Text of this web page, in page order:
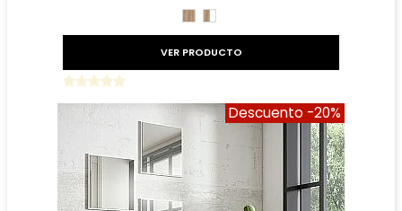
ROBLEROBLE
VER PRODUCTO
Descuento -20%